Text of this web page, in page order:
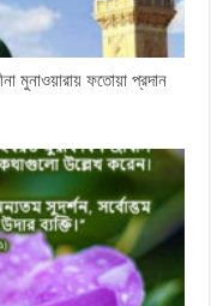
মুনাওয়ারায় ফতোয়া প্রদান